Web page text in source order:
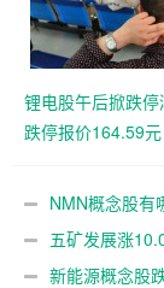
锂电股午后掀跌
跌停报价164.59元
NMN概念股有
五矿发展涨
新能源概念股